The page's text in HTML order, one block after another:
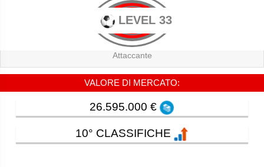
LEVEL 33
Attaccante
VALORE DI MERCATO:
26.595.000 €
10° CLASSIFICHE